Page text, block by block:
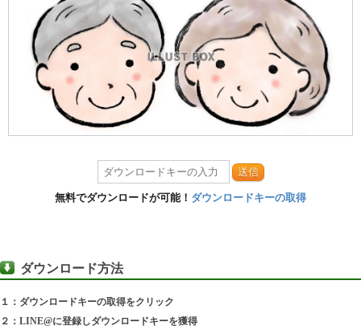
送信
無料でダウンロードが可能！ ダウンロードキーの取得
ダウンロード方法
１：ダウンロードキーの取得をクリック
２：LINE@に登録しダウンロードキーを獲得